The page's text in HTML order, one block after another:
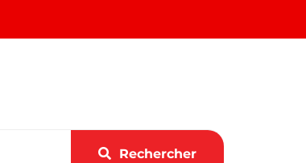
Rechercher